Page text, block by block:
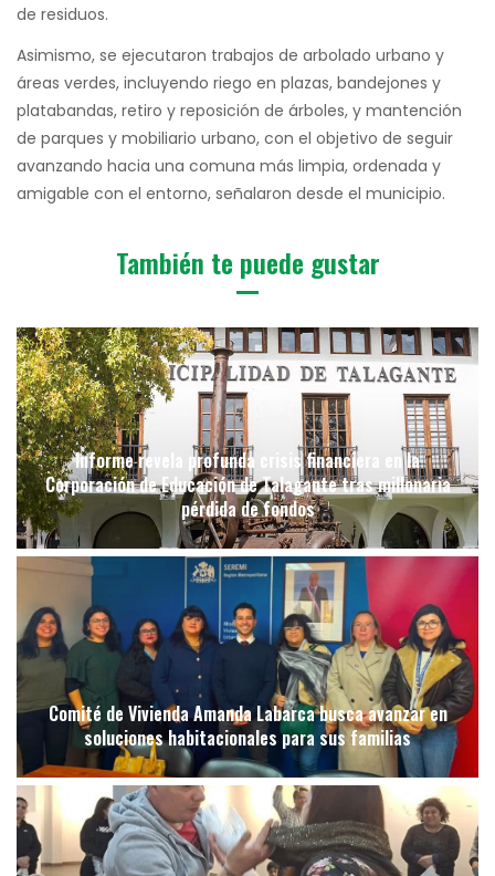
de residuos.
Asimismo, se ejecutaron trabajos de arbolado urbano y
áreas verdes, incluyendo riego en plazas, bandejones y
platabandas, retiro y reposición de árboles, y mantención
de parques y mobiliario urbano, con el objetivo de seguir
avanzando hacia una comuna más limpia, ordenada y
amigable con el entorno, señalaron desde el municipio.
También te puede gustar
Informe revela profunda crisis financiera en la
Corporación de Educación de Talagante tras millonaria
pérdida de fondos
Comité de Vivienda Amanda Labarca busca avanzar en
soluciones habitacionales para sus familias